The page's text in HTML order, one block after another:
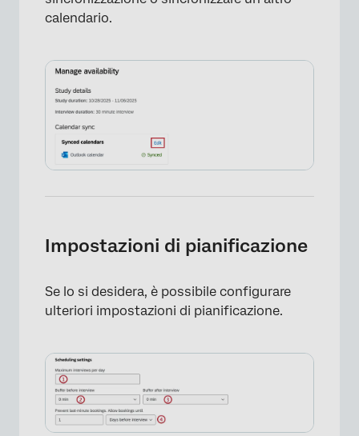
calendario.
Impostazioni di pianificazione
Se lo si desidera, è possibile configurare
ulteriori impostazioni di pianificazione.